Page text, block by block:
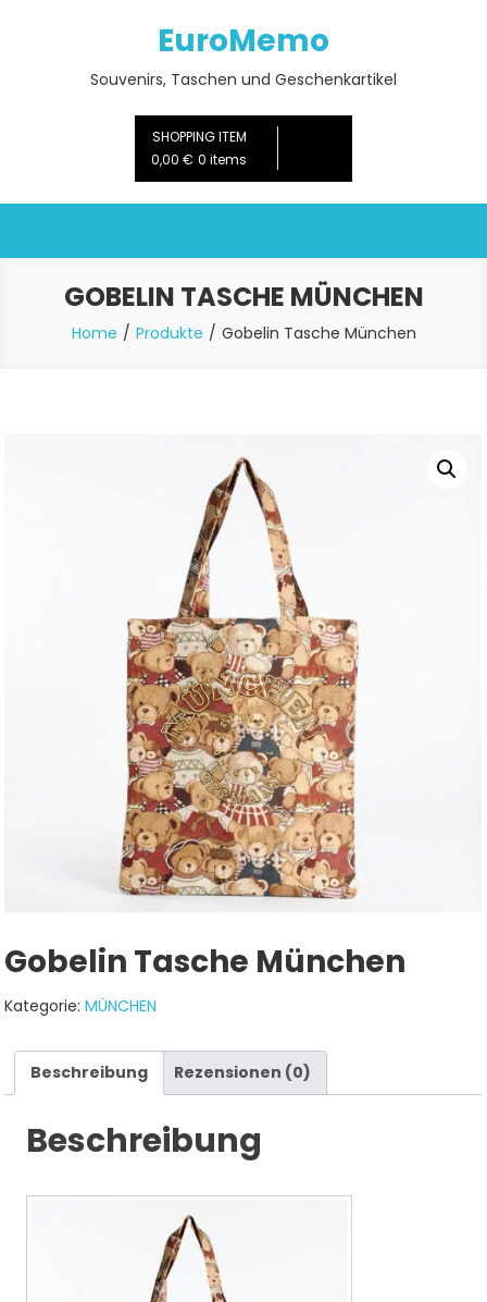
EuroMemo
Souvenirs, Taschen und Geschenkartikel
SHOPPING ITEM
0,00 € 0 items
GOBELIN TASCHE MÜNCHEN
Home Produkte Gobelin Tasche München
Gobelin Tasche München
Kategorie:MÜNCHEN
Beschreibung Rezensionen (0)
Beschreibung